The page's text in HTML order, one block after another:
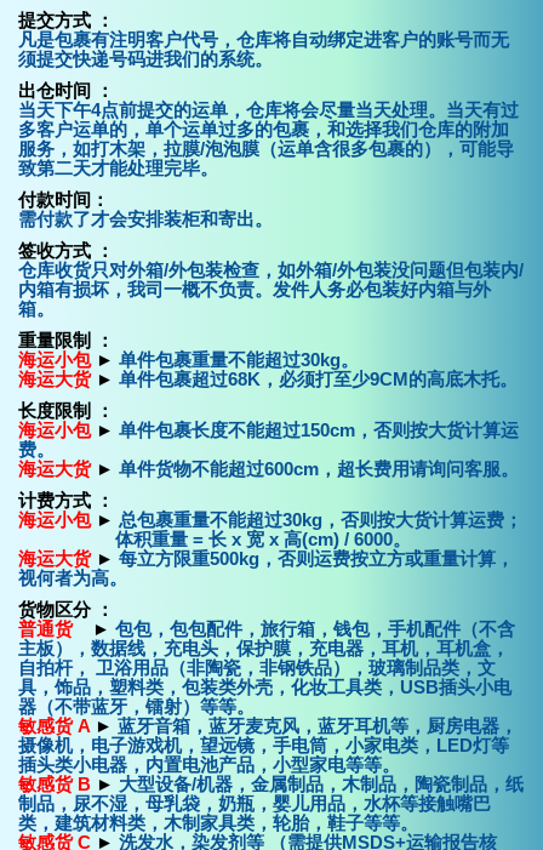
提交方式 ：
凡是包裹有注明客户代号，仓库将自动绑定进客户的账号而无
须提交快递号码进我们的系统。
出仓时间 ：
当天下午4点前提交的运单，仓库将会尽量当天处理。当天有过
多客户运单的，单个运单过多的包裹，和选择我们仓库的附加
服务，如打木架，拉膜/泡泡膜（运单含很多包裹的），可能导
致第二天才能处理完毕。
付款时间：
需付款了才会安排装柜和寄出。
签收方式 ：
仓库收货只对外箱/外包装检查，如外箱/外包装没问题但包装内/
内箱有损坏，我司一概不负责。发件人务必包装好内箱与外
箱。
重量限制 ：
海运小包 ► 单件包裹重量不能超过30kg。
海运大货 ► 单件包裹超过68K，必须打至少9CM的高底木托。
长度限制 ：
海运小包 ► 单件包裹长度不能超过150cm，否则按大货计算运
费。
海运大货 ► 单件货物不能超过600cm，超长费用请询问客服。
计费方式 ：
海运小包 ► 总包裹重量不能超过30kg，否则按大货计算运费；
体积重量 = 长 x 宽 x 高(cm) / 6000。
海运大货 ► 每立方限重500kg，否则运费按立方或重量计算，
视何者为高。
货物区分 ：
普通货
► 包包，包包配件，旅行箱，钱包，手机配件（不含
主板），数据线，充电头，保护膜，充电器，耳机，耳机盒，
自拍杆， 卫浴用品（非陶瓷，非钢铁品），玻璃制品类，文
具，饰品，塑料类，包装类外壳，化妆工具类，USB插头小电
器（不带蓝牙，镭射）等等。
敏感货 A ► 蓝牙音箱，蓝牙麦克风，蓝牙耳机等，厨房电器，
摄像机，电子游戏机，望远镜，手电筒，小家电类，LED灯等
插头类小电器，内置电池产品，小型家电等等。
敏感货 B ► 大型设备/机器，金属制品，木制品，陶瓷制品，纸
制品，尿不湿，母乳袋，奶瓶，婴儿用品，水杯等接触嘴巴
类，建筑材料类，木制家具类，轮胎，鞋子等等。
敏感货 C ► 洗发水，染发剂等 （需提供MSDS+运输报告核